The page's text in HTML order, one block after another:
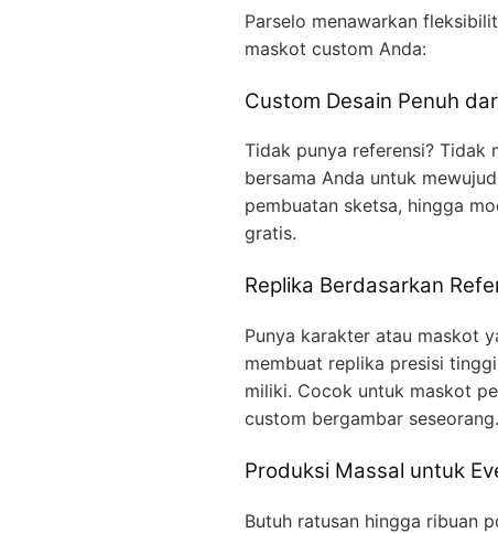
Parselo menawarkan
maskot custom Anda:
Custom Desain Penuh
Tidak punya referensi? Tidak
bersama Anda untuk
pembuatan sketsa, hingga
gratis.
Replika Berdasarkan
Punya karakter atau maskot
membuat replika presisi
miliki. Cocok untuk maskot
custom bergambar seseorang.
Produksi Massal untuk
Butuh ratusan hingga ribuan